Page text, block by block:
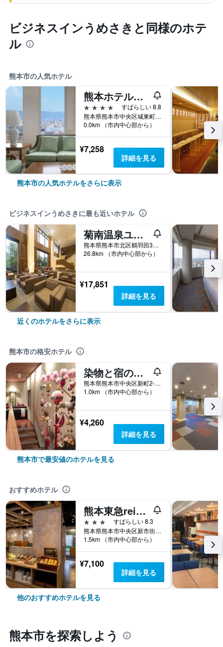
ビジネスインうめさきと同様のホテ
ル
熊本市の人気ホテル
熊本ホテルキャッスル
4つ星
すばらしい 8.8
熊本県熊本市中央区城東町4-2
0.0km （市内中心部から）
¥7,258
詳細を見る
熊本市の人気ホテルをさらに表示
ビジネスインうめさきに最も近いホテル
菊南温泉ユウベルホテル
熊本県熊本市北区鶴羽田3丁目10番1号
26.8km （市内中心部から）
¥17,851
詳細を見る
近くのホテルをさらに表示
熊本市の格安ホテル
染物と宿の中島屋 - 女性専用
熊本県熊本市中央区新町2-11-6
1.0km （市内中心部から）
¥4,260
詳細を見る
熊本市で最安値のホテルを見る
おすすめホテル
熊本東急reiホテル
3つ星
すばらしい 8.3
熊本県熊本市中央区新市街7-25
1.5km （市内中心部から）
¥7,100
詳細を見る
他のおすすめホテルを見る
熊本市​を探索しよう